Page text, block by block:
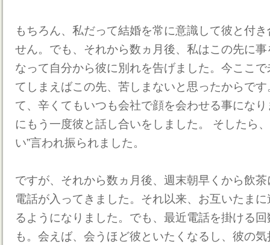
もちろん、私だって結婚を常に意識して彼と付
せん。でも、それから数ヵ月後、私はこの先に
なって自分から彼に別れを告げました。今ここ
てしまえばこの先、苦しまないと思ったからで
て、辛くてもいつも会社で顔を会わせる事にな
にもう一度彼と話し合いをしました。 そしたら
い”言われ振られました。
ですが、それから数ヵ月後、週末朝早くから飲
電話が入ってきました。それ以来、お互いたま
るようになりました。でも、最近電話を掛ける
も。会えば、会うほど彼といたくなるし、彼の